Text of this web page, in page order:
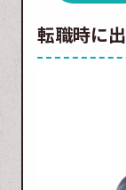
転職時に